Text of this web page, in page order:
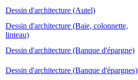
Dessin d'architecture (Autel)
Dessin d'architecture (Baie, colonnette,
linteau)
Dessin d'architecture (Banque d'épargne)
Dessin d'architecture (Banque d'épargnes)